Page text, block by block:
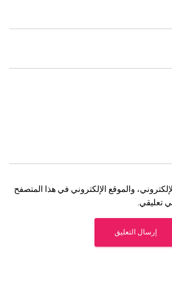
والموقع الإلكتروني في هذا المتصفح
تعليقي.